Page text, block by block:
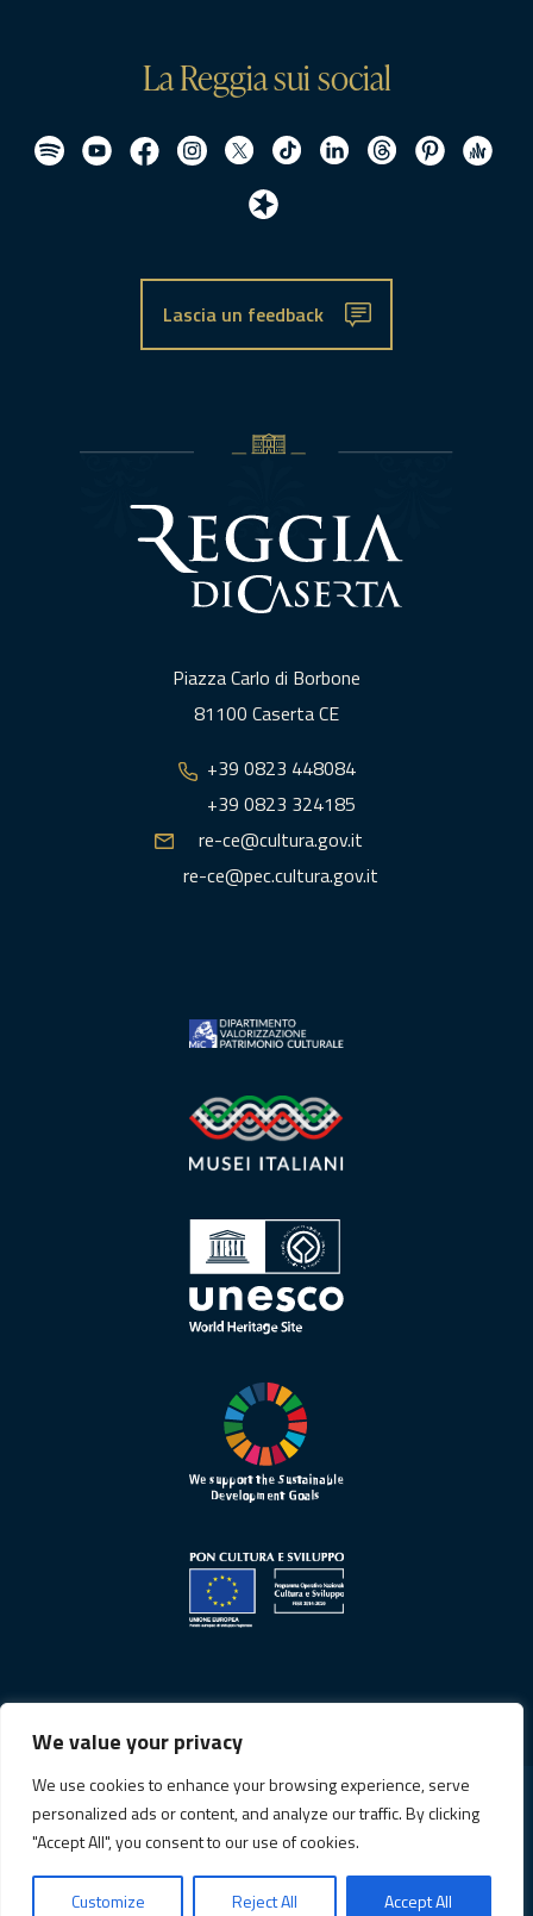
We value your privacy
We use cookies to enhance your browsing experience, serve
personalized ads or content, and analyze our traffic. By clicking
"Accept All", you consent to our use of cookies.
Customize Reject All Accept All
La Reggia sui social
Lascia un feedback
Piazza Carlo di Borbone
81100 Caserta CE
+39 0823 448084
+39 0823 324185
re-ce@cultura.gov.it
re-ce@pec.cultura.gov.it
Informativa sulla privacy